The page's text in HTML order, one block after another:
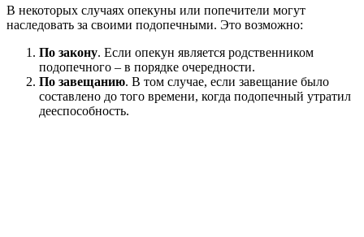
В некоторых случаях опекуны или попечители могут
наследовать за своими подопечными. Это возможно:
По закону. Если опекун является родственником
подопечного – в порядке очередности.
По завещанию. В том случае, если завещание было
составлено до того времени, когда подопечный утратил
дееспособность.